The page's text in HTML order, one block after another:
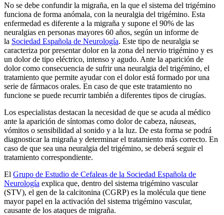
No se debe confundir la migraña, en la que el sistema del trigémino
funciona de forma anómala, con la neuralgia del trigémino. Esta
enfermedad es diferente a la migraña y supone el 90% de las
neuralgias en personas mayores 60 años, según un informe de
la Sociedad Española de Neurología. Este tipo de neuralgia se
caracteriza por presentar dolor en la zona del nervio trigémino y es
un dolor de tipo eléctrico, intenso y agudo. Ante la aparición de
dolor como consecuencia de sufrir una neuralgia del trigémino, el
tratamiento que permite ayudar con el dolor está formado por una
serie de fármacos orales. En caso de que este tratamiento no
funcione se puede recurrir también a diferentes tipos de cirugías.
Los especialistas destacan la necesidad de que se acuda al médico
ante la aparición de síntomas como dolor de cabeza, náuseas,
vómitos o sensibilidad al sonido y a la luz. De esta forma se podrá
diagnosticar la migraña y determinar el tratamiento más correcto. En
caso de que sea una neuralgia del trigémino, se deberá seguir el
tratamiento correspondiente.
El Grupo de Estudio de Cefaleas de la Sociedad Española de
Neurología explica que, dentro del sistema trigémino vascular
(STV), el gen de la calcitonina (CGRP) es la molécula que tiene
mayor papel en la activación del sistema trigémino vascular,
causante de los ataques de migraña.